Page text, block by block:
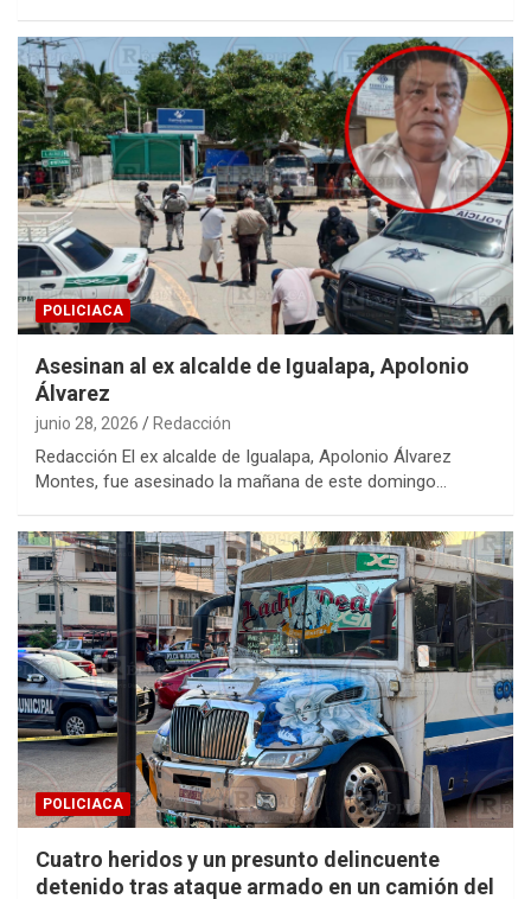
POLICIACA
Asesinan al ex alcalde de Igualapa, Apolonio
Álvarez
junio 28, 2026 Redacción
Redacción El ex alcalde de Igualapa, Apolonio Álvarez
Montes, fue asesinado la mañana de este domingo…
POLICIACA
Cuatro heridos y un presunto delincuente
detenido tras ataque armado en un camión del